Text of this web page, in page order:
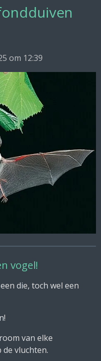
om 12:39
vogel!
die, toch wel een
van elke
vluchten.